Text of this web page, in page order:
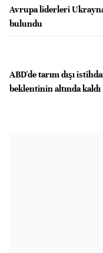
Avrupa liderleri
bulundu
ABD'de tarım dışı
beklentinin altında kaldı